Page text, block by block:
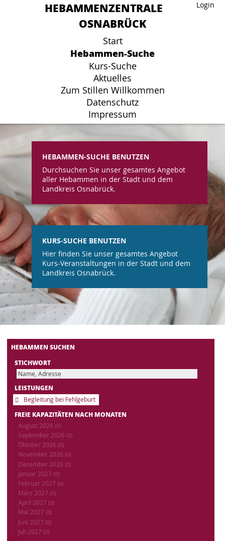
Login
HEBAMMENZENTRALE
OSNABRÜCK
Start
Hebammen-Suche
Kurs-Suche
Aktuelles
Zum Stillen Willkommen
Datenschutz
Impressum
Login
HEBAMMENZENTRALE
OSNABRÜCK
Start
Hebammen-Suche
Kurs-Suche
Aktuelles
Zum Stillen Willkommen
Datenschutz
Impressum
HEBAMMEN-SUCHE BENUTZEN
Durchsuchen Sie unser gesamtes Angebot
aller Hebammen in der Stadt und dem
Landkreis Osnabrück.
KURS-SUCHE BENUTZEN
Hier finden Sie unser gesamtes Angebot
Kurs-Veranstaltungen in der Stadt und dem
Landkreis Osnabrück.
HEBAMMEN SUCHEN
STICHWORT
LEISTUNGEN
Begleitung bei Fehlgeburt
FREIE KAPAZITÄTEN NACH MONATEN
August 2026 (0)
September 2026 (0)
Oktober 2026 (0)
November 2026 (0)
Dezember 2026 (0)
Januar 2027 (0)
Februar 2027 (0)
März 2027 (0)
April 2027 (0)
Mai 2027 (0)
Juni 2027 (0)
Juli 2027 (0)